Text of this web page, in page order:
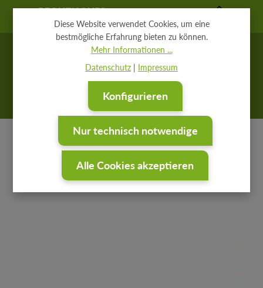
RECHTLICHES
IP SYSCON
GEOCADEMY
VIEWER DATAVIS
Diese Website verwendet Cookies, um eine
bestmögliche Erfahrung bieten zu können.
Mehr Informationen ...
Datenschutz | Impressum
Nur technisch notwendige
Konfigurieren
Alle Cookies akzeptieren